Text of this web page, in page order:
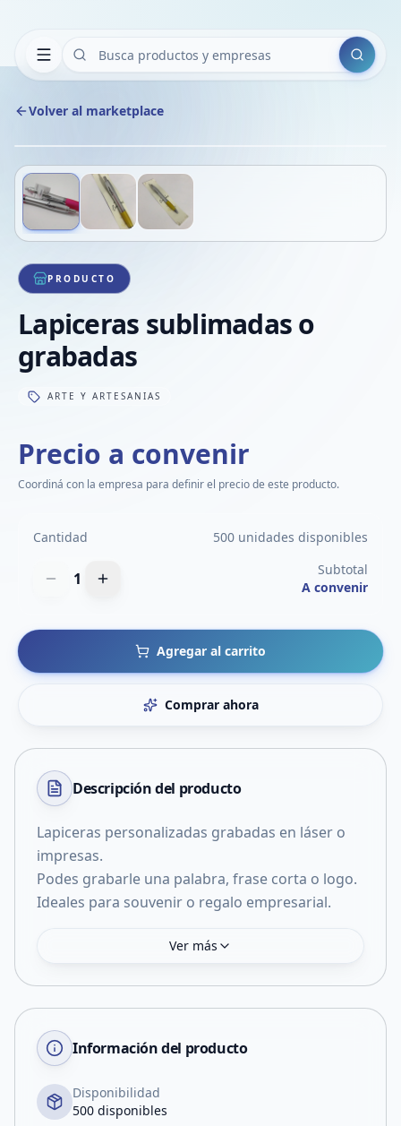
Buscar
Volver al marketplace
1/3
PRODUCTO
Lapiceras sublimadas o
grabadas
ARTE Y ARTESANIAS
Precio a convenir
Coordiná con la empresa para definir el precio de este producto.
Cantidad 500 unidades disponibles
1
Subtotal
A convenir
Agregar al carrito
Comprar ahora
Descripción del producto
Lapiceras personalizadas grabadas en láser o
impresas.
Podes grabarle una palabra, frase corta o logo.
Ideales para souvenir o regalo empresarial.
Ver más
Información del producto
Disponibilidad
500 disponibles